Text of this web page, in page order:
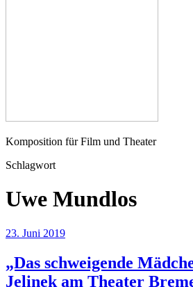
Komposition für Film und Theater
Schlagwort
Uwe Mundlos
23. Juni 2019
„Das schweigende
Jelinek am Theater